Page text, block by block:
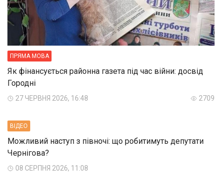
ПРЯМА МОВА
Як фінансується районна газета під час війни: досвід
Городні
27 ЧЕРВНЯ 2026, 16:48 2709
ВIДЕО
Можливий наступ з півночі: що робитимуть депутати
Чернігова?
08 СЕРПНЯ 2026, 11:08